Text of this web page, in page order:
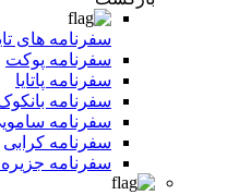
سفرنامه های
سفرنامه پوکت
سفرنامه پاتایا
سفرنامه
سفرنامه
سفرنامه کرابی
سفرنامه